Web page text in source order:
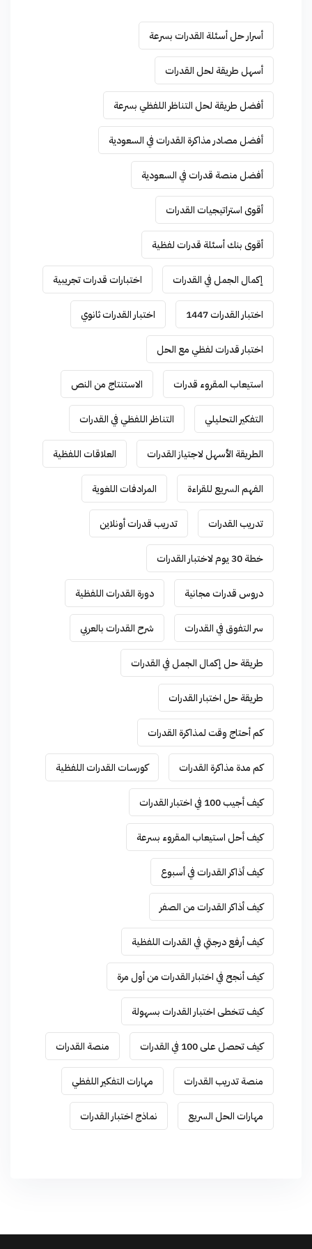
أسرار حل أسئلة القدرات بسرعة
أسهل طريقة لحل القدرات
أفضل طريقة لحل التناظر اللفظي بسرعة
أفضل مصادر مذاكرة القدرات في السعودية
أفضل منصة قدرات في السعودية
أقوى استراتيجيات القدرات
أقوى بنك أسئلة قدرات لفظية
إكمال الجمل في القدرات اختبارات قدرات تجريبية
اختبار القدرات 1447 اختبار القدرات ثانوي
اختبار قدرات لفظي مع الحل
استيعاب المقروء قدرات الاستنتاج من النص
التفكير التحليلي التناظر اللفظي في القدرات
الطريقة الأسهل لاجتياز القدرات العلاقات اللفظية
الفهم السريع للقراءة المرادفات اللغوية
تدريب القدرات تدريب قدرات أونلاين
خطة 30 يوم لاختبار القدرات
دروس قدرات مجانية دورة القدرات اللفظية
سر التفوق في القدرات شرح القدرات بالعربي
طريقة حل إكمال الجمل في القدرات
طريقة حل اختبار القدرات
كم أحتاج وقت لمذاكرة القدرات
كم مدة مذاكرة القدرات كورسات القدرات اللفظية
كيف أجيب 100 في اختبار القدرات
كيف أحل استيعاب المقروء بسرعة
كيف أذاكر القدرات في أسبوع
كيف أذاكر القدرات من الصفر
كيف أرفع درجتي في القدرات اللفظية
كيف أنجح في اختبار القدرات من أول مرة
كيف تتخطى اختبار القدرات بسهولة
كيف تحصل على 100 في القدرات منصة القدرات
منصة تدريب القدرات مهارات التفكير اللفظي
مهارات الحل السريع نماذج اختبار القدرات